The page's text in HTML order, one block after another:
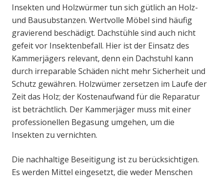
Insekten und Holzwürmer tun sich gütlich an Holz-
und Bausubstanzen. Wertvolle Möbel sind häufig
gravierend beschädigt. Dachstühle sind auch nicht
gefeit vor Insektenbefall. Hier ist der Einsatz des
Kammerjägers relevant, denn ein Dachstuhl kann
durch irreparable Schäden nicht mehr Sicherheit und
Schutz gewähren. Holzwümer zersetzen im Laufe der
Zeit das Holz; der Kostenaufwand für die Reparatur
ist beträchtlich. Der Kammerjäger muss mit einer
professionellen Begasung umgehen, um die
Insekten zu vernichten.
Die nachhaltige Beseitigung ist zu berücksichtigen.
Es werden Mittel eingesetzt, die weder Menschen